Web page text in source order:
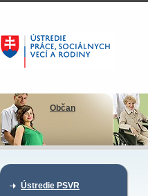
Občan
Ústredie PSVR